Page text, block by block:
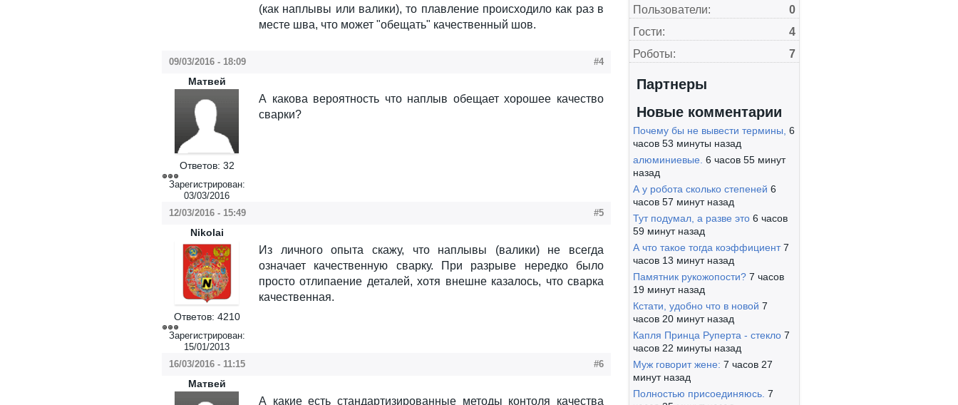
(как наплывы или валики), то плавление происходило как раз в
месте шва, что может "обещать" качественный шов.
09/03/2016 - 18:09 #4
Матвей
Ответов: 32
Зарегистрирован:
03/03/2016
А какова вероятность что наплыв обещает хорошее качество
сварки?
12/03/2016 - 15:49 #5
Nikolai
Ответов: 4210
Зарегистрирован:
15/01/2013
Из личного опыта скажу, что наплывы (валики) не всегда
означает качественную сварку. При разрыве нередко было
просто отлипаение деталей, хотя внешне казалось, что сварка
качественная.
16/03/2016 - 11:15 #6
Матвей
А какие есть стандартизированные методы контоля качества
Пользователи:
0
Гости:
4
Роботы:
7
Партнеры
Новые комментарии
Почему бы не вывести термины, 6
часов 53 минуты назад
алюминиевые. 6 часов 55 минут
назад
А у робота сколько степеней 6
часов 57 минут назад
Тут подумал, а разве это 6 часов
59 минут назад
А что такое тогда коэффициент 7
часов 13 минут назад
Памятник рукожопости? 7 часов
19 минут назад
Кстати, удобно что в новой 7
часов 20 минут назад
Капля Принца Руперта - стекло 7
часов 22 минуты назад
Муж говорит жене: 7 часов 27
минут назад
Полностью присоединяюсь. 7